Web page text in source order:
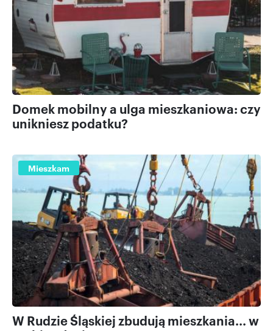
Domek mobilny a ulga mieszkaniowa: czy
unikniesz podatku?
Mieszkam
W Rudzie Śląskiej zbudują mieszkania... w